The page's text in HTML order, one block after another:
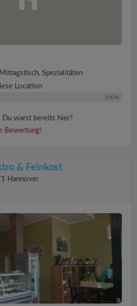
Spezialitäten
Location
100%
warst bereits hier?
Bewertung!
& Feinkost
Hannover